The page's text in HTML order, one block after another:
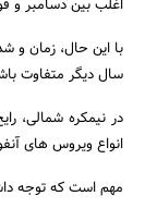
اغلب بین دسامبر و
با این حال، زمان و
سال دیگر متفاوت
انواع ویروس های
مهم است که توجه